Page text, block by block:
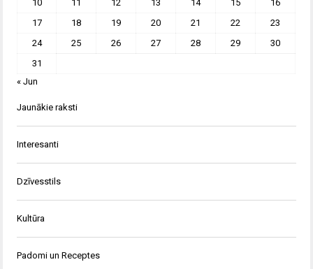
10 11 12 13 14 15
16
17
18 19 20 21 22
23
24
25 26 27 28 29
30
31
« Jun
Jaunākie raksti
Interesanti
Dzīvesstils
Kultūra
Padomi un Receptes